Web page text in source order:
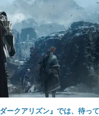
ークアリズン』では、待っ